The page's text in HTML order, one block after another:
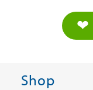
❤
Shop